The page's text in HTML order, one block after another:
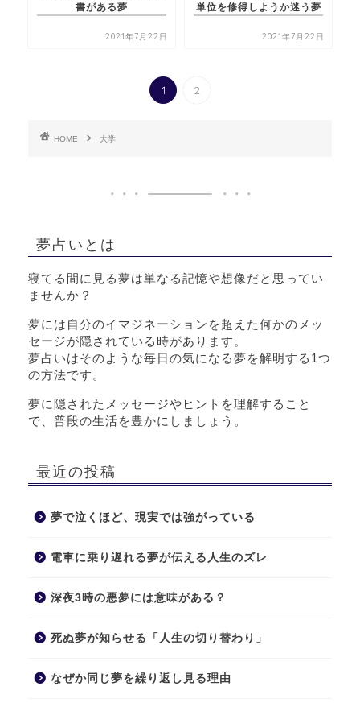
書がある夢
2021年7月22日
単位を修得しようか迷う夢
2021年7月22日
1 2
HOME 大学
夢占いとは
寝てる間に見る夢は単なる記憶や想像だと思ってい
ませんか？
夢には自分のイマジネーションを超えた何かのメッ
セージが隠されている時があります。
夢占いはそのような毎日の気になる夢を解明する1つ
の方法です。
夢に隠されたメッセージやヒントを理解すること
で、普段の生活を豊かにしましょう。
最近の投稿
夢で泣くほど、現実では強がっている
電車に乗り遅れる夢が伝える人生のズレ
深夜3時の悪夢には意味がある？
死ぬ夢が知らせる「人生の切り替わり」
なぜか同じ夢を繰り返し見る理由